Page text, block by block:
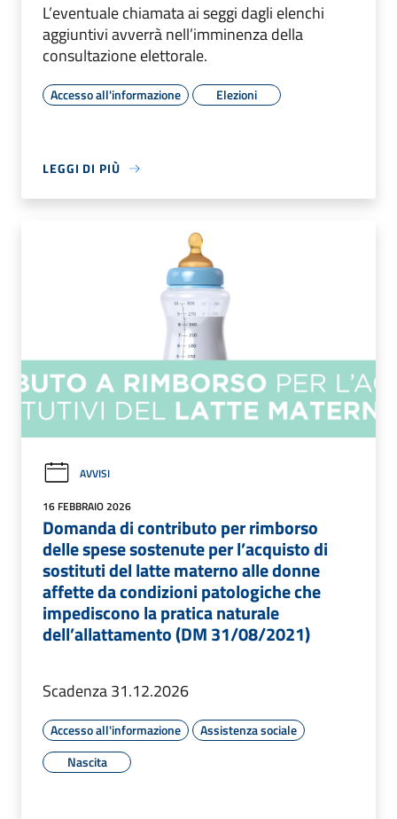
L’eventuale chiamata ai seggi dagli elenchi
aggiuntivi avverrà nell’imminenza della
consultazione elettorale.
Accesso all'informazione Elezioni
LEGGI DI PIÙ
AVVISI
16 FEBBRAIO 2026
Domanda di contributo per rimborso
delle spese sostenute per l’acquisto di
sostituti del latte materno alle donne
affette da condizioni patologiche che
impediscono la pratica naturale
dell’allattamento (DM 31/08/2021)
Scadenza 31.12.2026
Accesso all'informazione
Assistenza sociale
Nascita